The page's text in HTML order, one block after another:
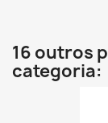
16 outros
categoria: